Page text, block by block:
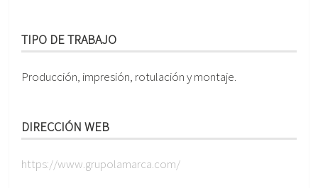
TIPO DE TRABAJO
Producción, impresión, rotulación y montaje.
DIRECCIÓN WEB
https://www.grupolamarca.com/